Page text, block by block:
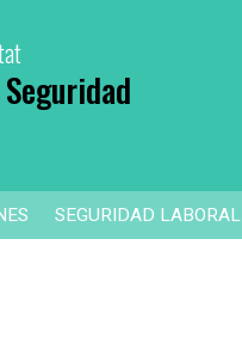
SEGURIDAD LABORAL